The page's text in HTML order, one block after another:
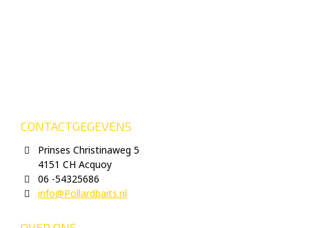
CONTACTGEGEVENS
Prinses Christinaweg 5
4151 CH Acquoy
06 -54325686
info@Pollardbaits.nl